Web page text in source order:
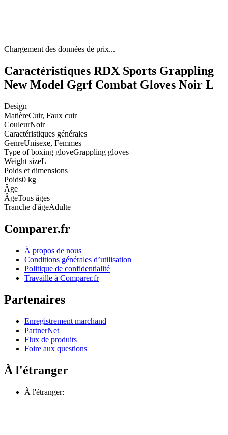
Chargement des données de prix...
Caractéristiques RDX Sports Grappling
New Model Ggrf Combat Gloves Noir L
Design
MatièreCuir, Faux cuir
CouleurNoir
Caractéristiques générales
GenreUnisexe, Femmes
Type of boxing gloveGrappling gloves
Weight sizeL
Poids et dimensions
Poids0 kg
Âge
ÂgeTous âges
Tranche d'âgeAdulte
Comparer.fr
À propos de nous
Conditions générales d’utilisation
Politique de confidentialité
Travaille à Comparer.fr
Partenaires
Enregistrement marchand
PartnerNet
Flux de produits
Foire aux questions
À l'étranger
À l'étranger: